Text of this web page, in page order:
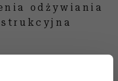
odżywiania